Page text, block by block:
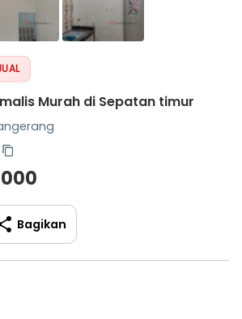
Murah di Sepatan timur
Bagikan